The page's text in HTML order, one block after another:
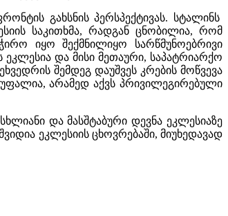
გახსნის პერსპექტივას. სტალინს
საკითხმა,რადგან ცნობილია,რომ
იყო შექმნილიყო სარწმუნოებრივი
ეკლესია და მისი მეთაური, საპატრიარქო
შემდეგ დაუშვეს კრების მოწვევა
,არამედ აქვს პრივილეგირებული
და მასშტაბური დევნა ეკლესიაზე
ეკლესიის ცხოვრებაში,მიუხედავად